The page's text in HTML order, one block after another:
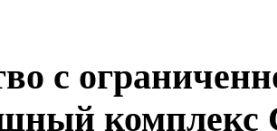
с
комплекс